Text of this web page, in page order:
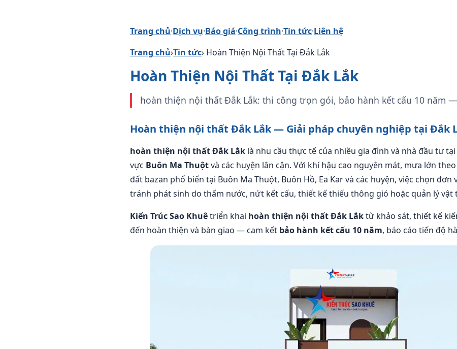
Trang chủ·Dịch vụ·Báo giá·Công trình·Tin tức·Liên hệ
Trang chủ›Tin tức› Hoàn Thiện Nội Thất Tại Đắk Lắk
Hoàn Thiện Nội Thất Tại Đắk Lắk
hoàn thiện nội thất Đắk Lắk: thi công trọn gói, bảo hành kết cấu 10 năm —
Hoàn thiện nội thất Đắk Lắk — Giải pháp chuyên nghiệp tại Đắk
hoàn thiện nội thất Đắk Lắk là nhu cầu thực tế của nhiều gia đình và nhà đầu tư tại
vực Buôn Ma Thuộtvà các huyện lân cận. Với khí hậu cao nguyên mát, mưa lớn
đất bazan phổ biến tại Buôn Ma Thuột, Buôn Hồ, Ea Kar và các huyện, việc chọn
tránh phát sinh do thấm nước, nứt kết cấu, thiết kế thiếu thông gió hoặc quản lý vật
Kiến Trúc Sao Khuêtriển khai hoàn thiện nội thất Đắk Lắktừ khảo sát, thiết kế
đến hoàn thiện và bàn giao — cam kết bảo hành kết cấu 10 năm, báo cáo tiến độ